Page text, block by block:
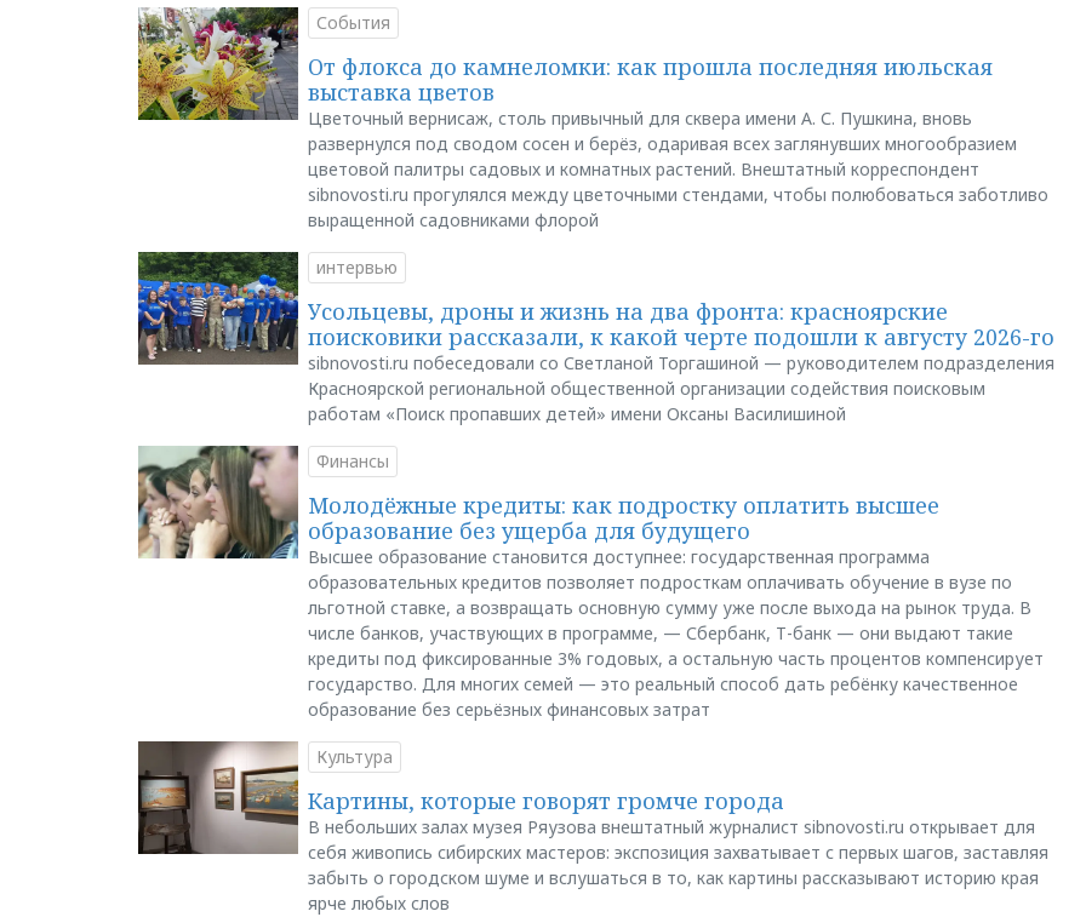
События
От флокса до камнеломки: как прошла последняя июльская
выставка цветов
Цветочный вернисаж, столь привычный для сквера имени А. С. Пушкина, вновь
развернулся под сводом сосен и берёз, одаривая всех заглянувших многообразием
цветовой палитры садовых и комнатных растений. Внештатный корреспондент
sibnovosti.ru прогулялся между цветочными стендами, чтобы полюбоваться заботливо
выращенной садовниками флорой
интервью
Усольцевы, дроны и жизнь на два фронта: красноярские
поисковики рассказали, к какой черте подошли к августу 2026-го
sibnovosti.ru побеседовали со Светланой Торгашиной — руководителем подразделения
Красноярской региональной общественной организации содействия поисковым
работам «Поиск пропавших детей» имени Оксаны Василишиной
Финансы
Молодёжные кредиты: как подростку оплатить высшее
образование без ущерба для будущего
Высшее образование становится доступнее: государственная программа
образовательных кредитов позволяет подросткам оплачивать обучение в вузе по
льготной ставке, а возвращать основную сумму уже после выхода на рынок труда. В
числе банков, участвующих в программе, — Сбербанк, Т-банк — они выдают такие
кредиты под фиксированные 3% годовых, а остальную часть процентов компенсирует
государство. Для многих семей — это реальный способ дать ребёнку качественное
образование без серьёзных финансовых затрат
Культура
Картины, которые говорят громче города
В небольших залах музея Ряузова внештатный журналист sibnovosti.ru открывает для
себя живопись сибирских мастеров: экспозиция захватывает с первых шагов, заставляя
забыть о городском шуме и вслушаться в то, как картины рассказывают историю края
ярче любых слов